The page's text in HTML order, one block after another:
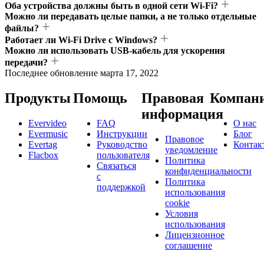
Оба устройства должны быть в одной сети Wi-Fi?
Можно ли передавать целые папки, а не только отдельные
файлы?
Работает ли Wi-Fi Drive с Windows?
Можно ли использовать USB-кабель для ускорения
передачи?
Последнее обновление марта 17, 2022
Продукты
Evervideo
Evermusic
Evertag
Flacbox
Помощь
FAQ
Инструкции
Руководство
пользователя
Связаться
с
поддержкой
Правовая
информация
Правовое
уведомление
Политика
конфиденциальности
Политика
использования
cookie
Условия
использования
Лицензионное
соглашение
О нас
Блог